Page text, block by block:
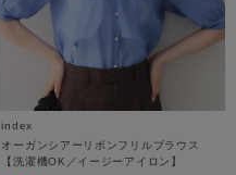
index
オーガンシアーリボンフリルブラウス
【洗濯機OK／イージーアイロン】